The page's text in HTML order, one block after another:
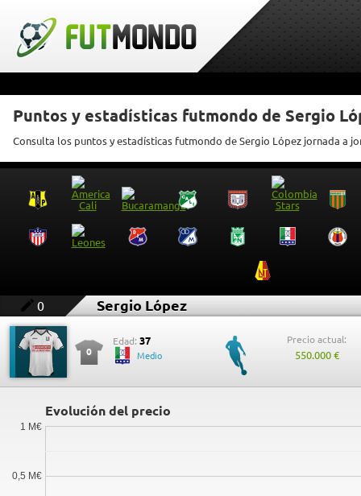
Puntos y estadísticas futmondo de Sergio
Consulta los puntos y estadísticas futmondo de Sergio López jornada a
0 Sergio López
0
Edad: 37
Medio
Precio actual:
550.000 €
Evolución del precio
0,5 M€
1 M€